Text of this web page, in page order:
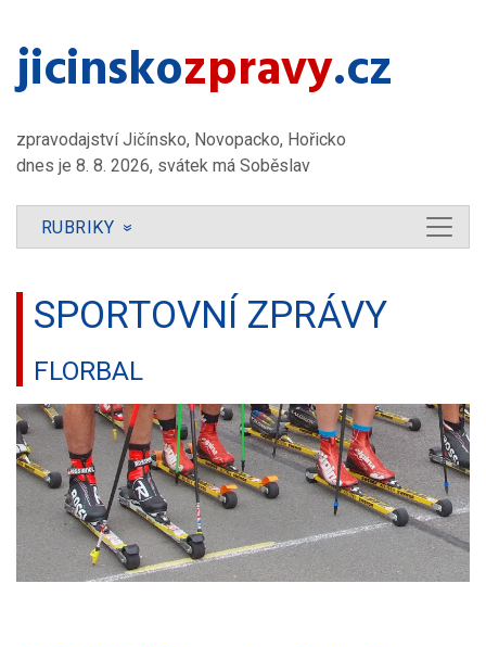
jicinsko​zpravy.cz
zpravodajství Jičínsko, Novopacko, Hořicko
dnes je 8. 8. 2026, svátek má Soběslav
RUBRIKY »
SPORTOVNÍ ZPRÁVY
FLORBAL